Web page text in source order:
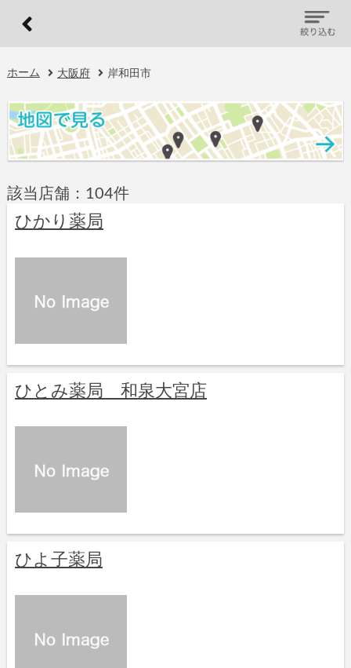
ホーム 大阪府 岸和田市
該当店舗：104件
ひかり薬局
ひとみ薬局 和泉大宮店
ひよ子薬局